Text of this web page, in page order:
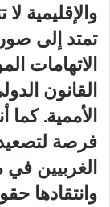
والإقليمية
تمتد إلى
الاتهامات
القانون
الأممية.
فرصة
الغربيين
وانتقادها